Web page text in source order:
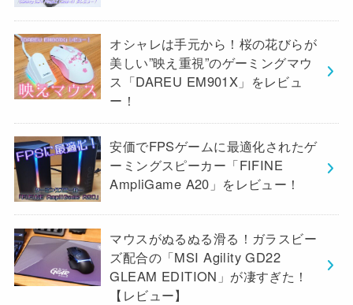
オシャレは手元から！桜の花びらが
美しい”映え重視”のゲーミングマウ
ス「DAREU EM901X」をレビュ
ー！
安価でFPSゲームに最適化されたゲ
ーミングスピーカー「FIFINE
AmpliGame A20」をレビュー！
マウスがぬるぬる滑る！ガラスビー
ズ配合の「MSI Agility GD22
GLEAM EDITION」が凄すぎた！
【レビュー】